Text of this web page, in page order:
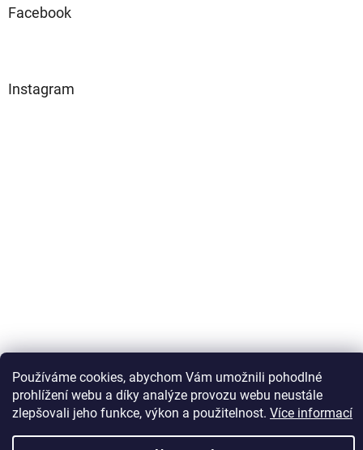
Používáme cookies, abychom Vám umožnili pohodlné
prohlížení webu a díky analýze provozu webu neustále
zlepšovali jeho funkce, výkon a použitelnost. Více informací
Facebook
Instagram
Sledovat na Instagramu
Vytvořil Shoptet